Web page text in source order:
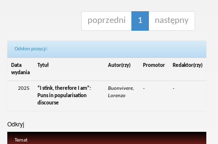
poprzedni 1 następny
Odsłon pozycji:
Data
wydania
Tytuł Autor(rzy) Promotor Redaktor(rzy)
2025
“I stink, therefore I am”:
Puns in popularisation
discourse
Buonvivere,
Lorenzo
- -
Odkryj
Temat